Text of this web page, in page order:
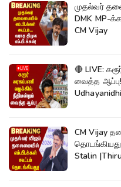
முதல்வர்
DMK MP-
CM Vijay
🔴 LIVE:
வைத்த ஆப்பு!
Udhayanidhi
CM Vijay
Stalin